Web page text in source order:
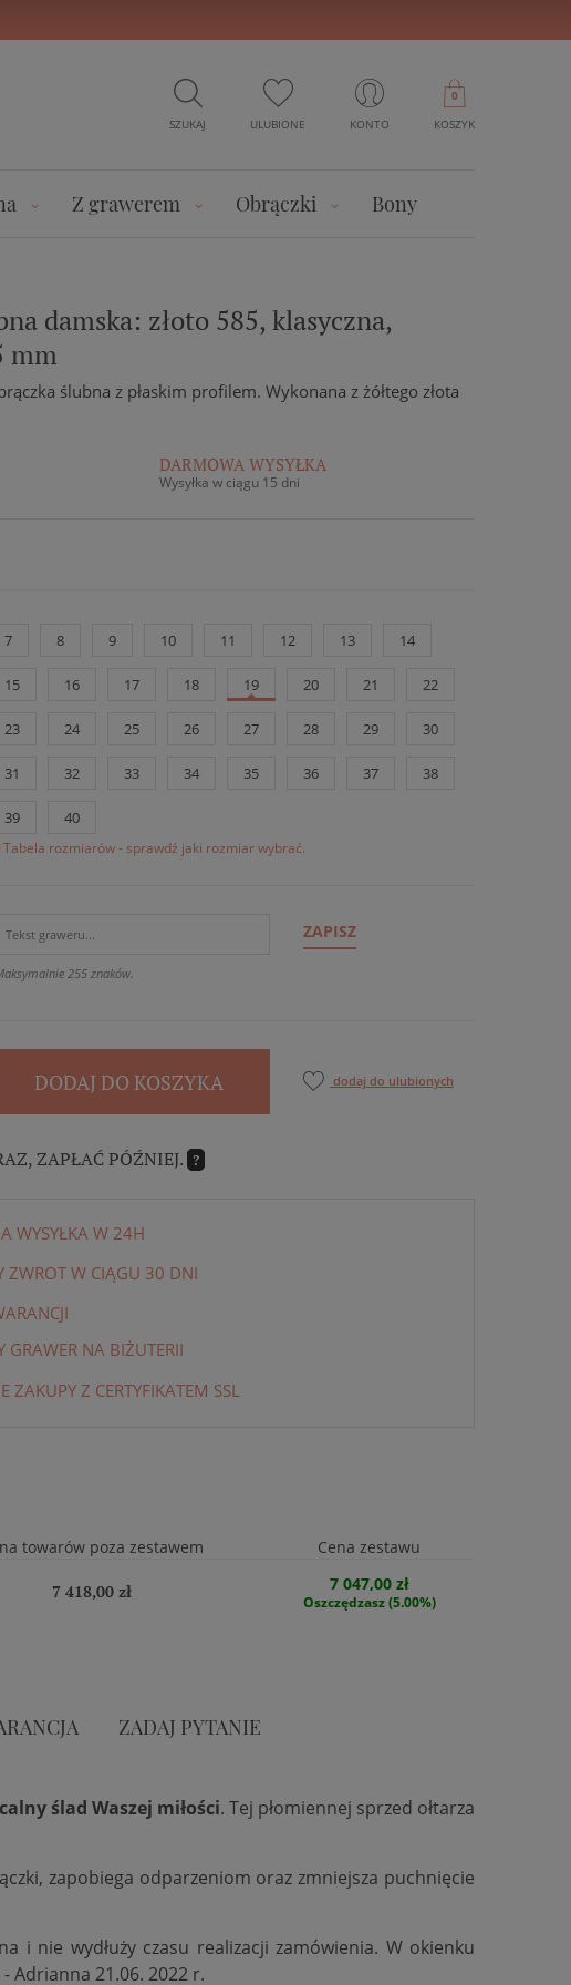
SZUKAJ ULUBIONE KONTO KOSZYK
0
Z grawerem Obrączki Bony
damska: złoto 585, klasyczna,
mm
ślubna z płaskim profilem. Wykonana z żółtego złota
DARMOWA WYSYŁKA
Wysyłka w ciągu 15 dni
7 8 9 10 11 12 13 14
15 16 17 18 19 20 21 22
23 24 25 26 27 28 29 30
31 32 33 34 35 36 37 38
39 40
Tabela rozmiarów - sprawdź jaki rozmiar wybrać.
ZAPISZ
255 znaków.
DODAJ DO KOSZYKA dodaj do ulubionych
ZAPŁAĆ PÓŹNIEJ. ?
WYSYŁKA W 24H
ZWROT W CIĄGU 30 DNI
GRAWER NA BIŻUTERII
ZAKUPY Z CERTYFIKATEM SSL
towarów poza zestawem Cena zestawu
7 418,00 zł 7 047,00 zł
Oszczędzasz (5.00%)
ZADAJ PYTANIE
ślad Waszej miłości. Tej płomiennej sprzed ołtarza
zapobiega odparzeniom oraz zmniejsza puchnięcie
i nie wydłuży czasu realizacji zamówienia. W okienku
Adrianna 21.06. 2022 r.